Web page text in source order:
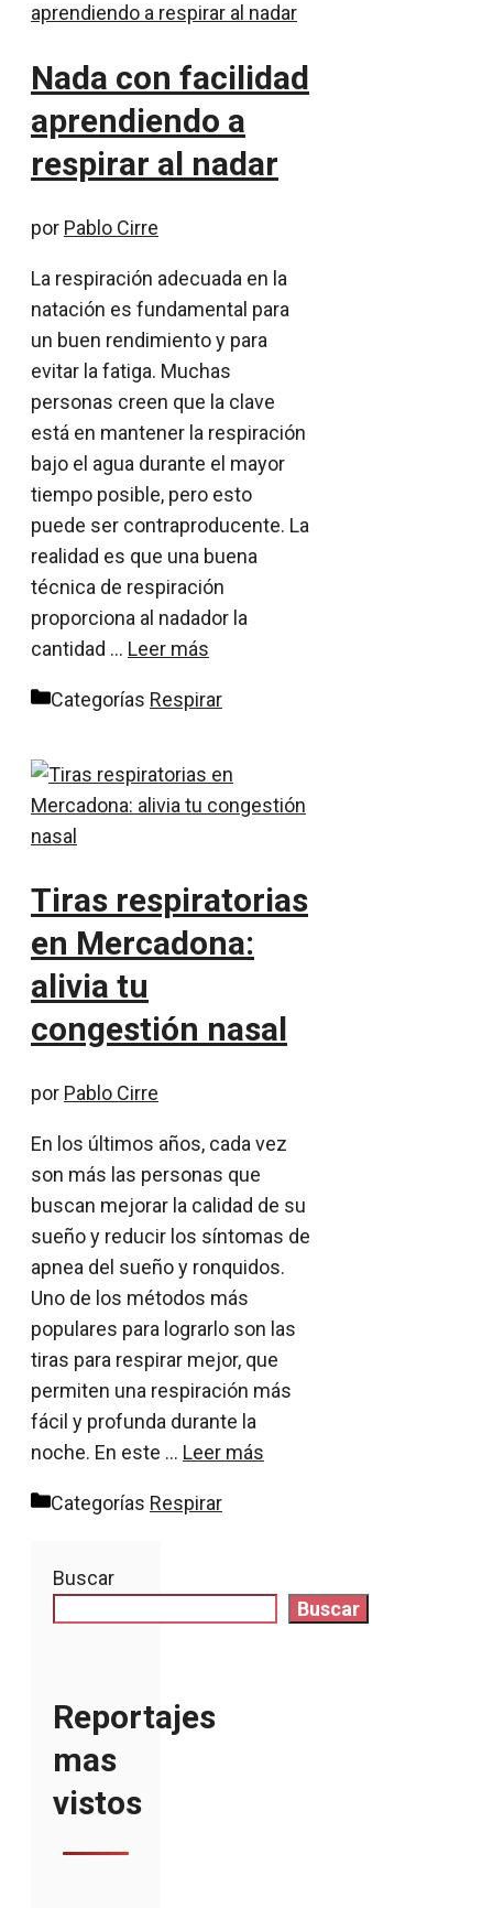
Nada con facilidad
aprendiendo a
respirar al nadar
por Pablo Cirre
La respiración adecuada en la
natación es fundamental para
un buen rendimiento y para
evitar la fatiga. Muchas
personas creen que la clave
está en mantener la respiración
bajo el agua durante el mayor
tiempo posible, pero esto
puede ser contraproducente. La
realidad es que una buena
técnica de respiración
proporciona al nadador la
cantidad … Leer más
Categorías Respirar
Tiras respiratorias
en Mercadona:
alivia tu
congestión nasal
por Pablo Cirre
En los últimos años, cada vez
son más las personas que
buscan mejorar la calidad de su
sueño y reducir los síntomas de
apnea del sueño y ronquidos.
Uno de los métodos más
populares para lograrlo son las
tiras para respirar mejor, que
permiten una respiración más
fácil y profunda durante la
noche. En este … Leer más
Categorías Respirar
Buscar
Buscar
Reportajes
mas
vistos